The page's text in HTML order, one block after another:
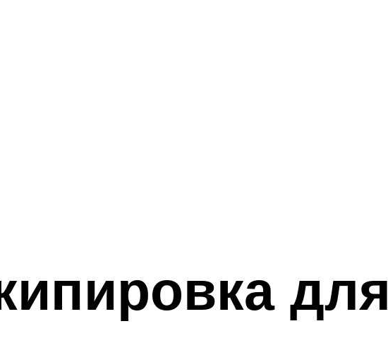
для